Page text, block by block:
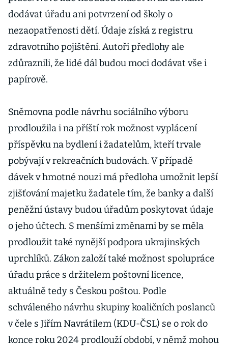
dodávat úřadu ani potvrzení od školy o
nezaopatřenosti dětí. Údaje získá z registru
zdravotního pojištění. Autoři předlohy ale
zdůraznili, že lidé dál budou moci dodávat vše i
papírově.
Sněmovna podle návrhu sociálního výboru
prodloužila i na příští rok možnost vyplácení
příspěvku na bydlení i žadatelům, kteří trvale
pobývají v rekreačních budovách. V případě
dávek v hmotné nouzi má předloha umožnit lepší
zjišťování majetku žadatele tím, že banky a další
peněžní ústavy budou úřadům poskytovat údaje
o jeho účtech. S menšími změnami by se měla
prodloužit také nynější podpora ukrajinských
uprchlíků. Zákon založí také možnost spolupráce
úřadu práce s držitelem poštovní licence,
aktuálně tedy s Českou poštou. Podle
schváleného návrhu skupiny koaličních poslanců
v čele s Jiřím Navrátilem (KDU-ČSL) se o rok do
konce roku 2024 prodlouží období, v němž mohou